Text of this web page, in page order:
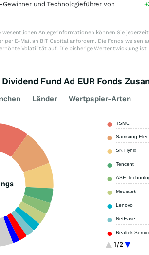
und Technologieführer von
wesentlichen Anlegerinformationen können Sie
per E-Mail an BIT Capital anfordern. Die Fonds weisen
Volatilität auf. Die bisherige Wertentwicklung
Fund Ad EUR Fonds
Länder Wertpapier-Arten
1/2
TSMC
Samsung
SK Hynix
Tencent
ASE
Mediatek
Lenovo
NetEase
Realtek
National Bank